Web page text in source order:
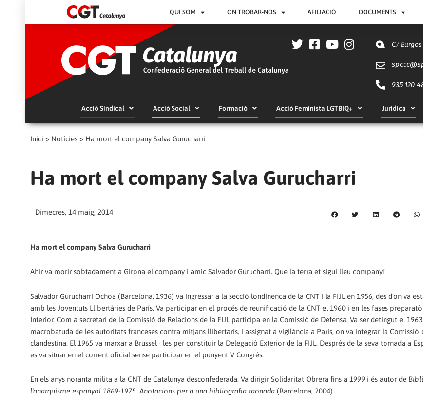
QUI SOM ON TROBAR-NOS AFILIACIÓ DOCUMENTS
C/ Burgos
spccc@
935 120
Acció Sindical Acció Social Formació Acció Feminista LGTBIQ+ Jurídica
Inici > Notícies > Ha mort el company Salva Gurucharri
Ha mort el company Salva Gurucharri
Dimecres, 14 maig, 2014
Ha mort el company Salva Gurucharri
Ahir va morir sobtadament a Girona el company i amic Salvador Gurucharri. Que la terra et sigui lleu company!
Salvador Gurucharri Ochoa (Barcelona, 1936) va ingressar a la secció londinenca de la CNT i la FIJL en 1956, des d'on va
amb les Joventuts Llibertàries de París. Va participar en el procés de reunificació de la CNT el 1960 i en les fases
Interior. Com a secretari de la Comissió de Relacions de la FIJL participa en la Comissió de Defensa. Va ser detingut el
macrobatuda de les autoritats franceses contra mitjans llibertaris, i assignat a vigilància a París, on va integrar la Comissió
clandestina. El 1965 va marxar a Brussel · les per constituir la Delegació Exterior de la FIJL. Després de la seva tornada a
es va situar en el corrent oficial sense participar en el punyent V Congrés.
En els anys noranta milita a la CNT de Catalunya desconfederada. Va dirigir Solidaritat Obrera fins a 1999 i és autor de
l'anarquisme espanyol 1869-1975. Anotacions per a una bibliografia raonada (Barcelona, 2004).